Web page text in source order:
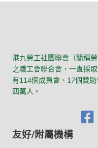
港九勞工社團聯會（簡稱
之職工會聯合會，一直採
有114個成員會、17個贊
四萬人。
友好/附屬機構